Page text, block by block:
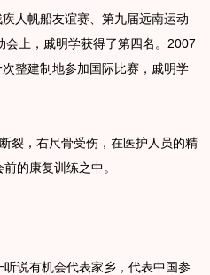
人帆船友谊赛、第九届远南运动
上，戚明学获得了第四名。2007
整建制地参加国际比赛，戚明学
，右尺骨受伤，在医护人员的精
的康复训练之中。
说有机会代表家乡，代表中国参